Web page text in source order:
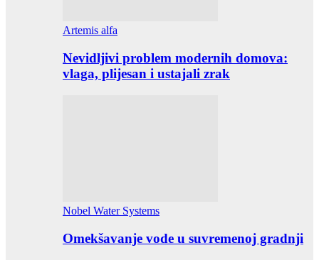
Artemis alfa
Nevidljivi problem modernih domova:
vlaga, plijesan i ustajali zrak
Nobel Water Systems
Omekšavanje vode u suvremenoj gradnji